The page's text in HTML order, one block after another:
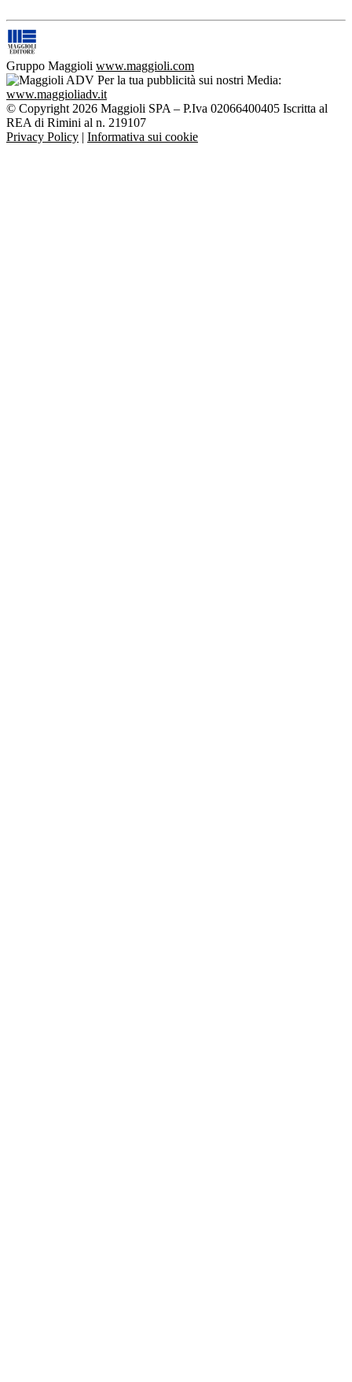
Gruppo Maggioli www.maggioli.com
Per la tua pubblicità sui nostri Media:
www.maggioliadv.it
© Copyright 2026 Maggioli SPA – P.Iva 02066400405 Iscritta al
REA di Rimini al n. 219107
Privacy Policy | Informativa sui cookie